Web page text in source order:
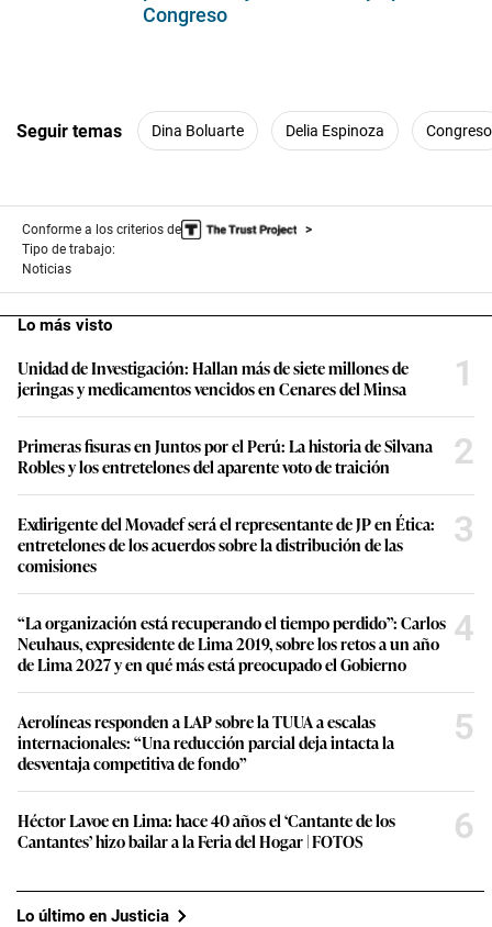
Congreso
Seguir temas Dina Boluarte Delia Espinoza Congreso
Conforme a los criterios de
Tipo de trabajo:
Noticias
Lo más visto
Unidad de Investigación: Hallan más de siete millones de
jeringas y medicamentos vencidos en Cenares del Minsa
1
Primeras fisuras en Juntos por el Perú: La historia de Silvana
Robles y los entretelones del aparente voto de traición
2
Exdirigente del Movadef será el representante de JP en Ética:
entretelones de los acuerdos sobre la distribución de las
comisiones
3
“La organización está recuperando el tiempo perdido”: Carlos
Neuhaus, expresidente de Lima 2019, sobre los retos a un año
de Lima 2027 y en qué más está preocupado el Gobierno
4
Aerolíneas responden a LAP sobre la TUUA a escalas
internacionales: “Una reducción parcial deja intacta la
desventaja competitiva de fondo”
5
Héctor Lavoe en Lima: hace 40 años el ‘Cantante de los
Cantantes’ hizo bailar a la Feria del Hogar | FOTOS
6
Lo último en Justicia